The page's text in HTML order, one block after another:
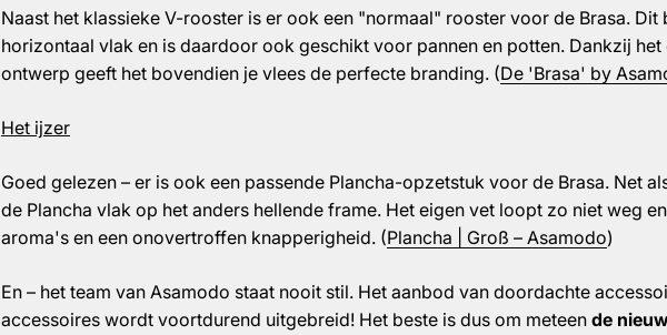
Naast het klassieke V-rooster is er ook een "normaal" rooster voor de Brasa. Dit
horizontaal vlak en is daardoor ook geschikt voor pannen en potten. Dankzij
ontwerp geeft het bovendien je vlees de perfecte branding. (De 'Brasa' by
Het ijzer
Goed gelezen – er is ook een passende Plancha-opzetstuk voor de Brasa. Net
de Plancha vlak op het anders hellende frame. Het eigen vet loopt zo niet weg
aroma's en een onovertroffen knapperigheid. (Plancha | Groß – Asamodo)
En – het team van Asamodo staat nooit stil. Het aanbod van doordachte
accessoires wordt voortdurend uitgebreid! Het beste is dus om meteen de